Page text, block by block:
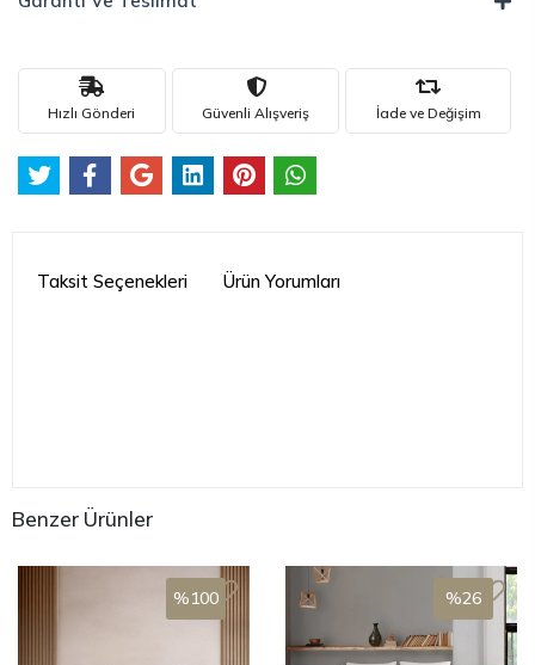
Hızlı Gönderi Güvenli Alışveriş İade ve Değişim
Taksit Seçenekleri Ürün Yorumları
Benzer Ürünler
%100 %26